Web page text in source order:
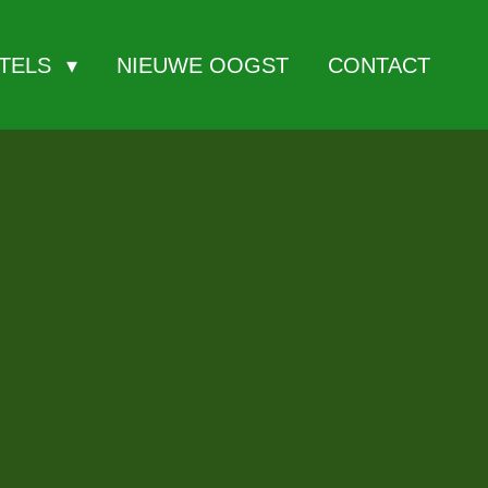
NIEUWE OOGST CONTACT